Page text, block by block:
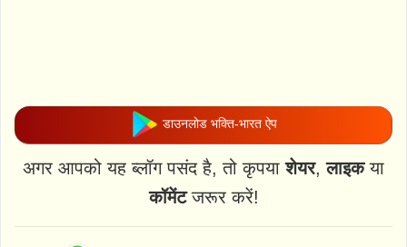
डाउनलोड भक्ति-भारत ऐप
अगर आपको यह ब्लॉग पसंद है, तो कृपयाशेयर,लाइकया
कॉमेंटजरूर करें!